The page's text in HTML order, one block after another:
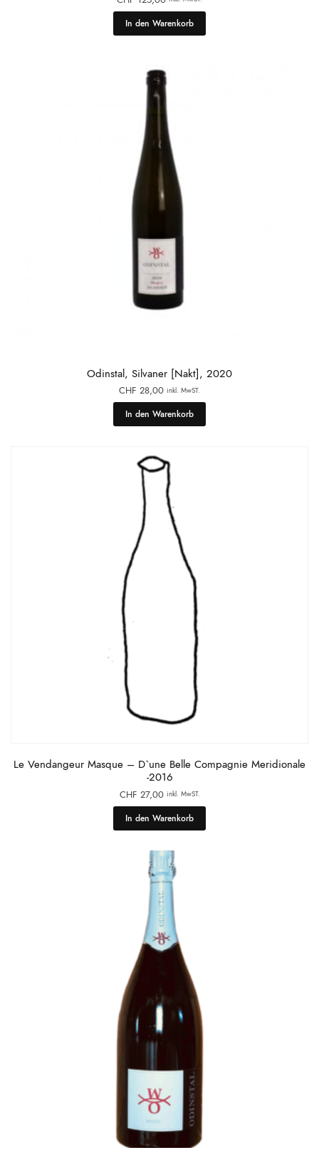
In den Warenkorb
Odinstal, Silvaner [Nakt], 2020
CHF 28,00 inkl. MwST.
In den Warenkorb
Le Vendangeur Masque – D`une Belle Compagnie Meridionale
-2016
CHF 27,00 inkl. MwST.
In den Warenkorb